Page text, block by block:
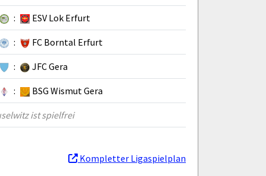
: ESV Lok Erfurt
: FC Borntal Erfurt
: JFC Gera
: BSG Wismut Gera
ist spielfrei
Kompletter Ligaspielplan